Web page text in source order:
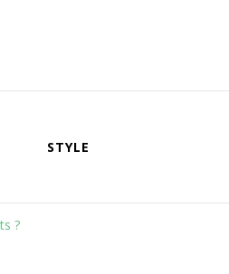
STYLE
?